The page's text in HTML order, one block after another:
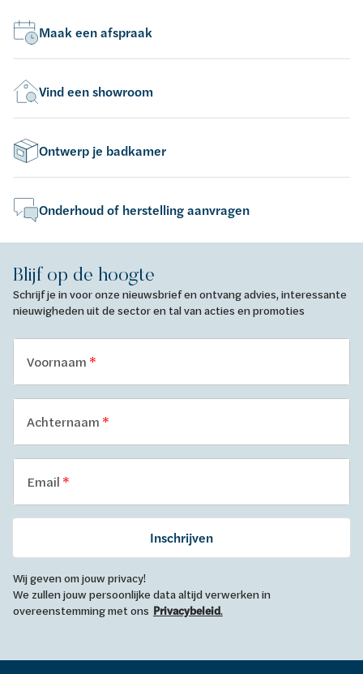
Maak een afspraak
Vind een showroom
Ontwerp je badkamer
Onderhoud of herstelling aanvragen
Blijf op de hoogte
Schrijf je in voor onze nieuwsbrief en ontvang advies, interessante
nieuwigheden uit de sector en tal van acties en promoties
Voornaam
Achternaam
Email
Inschrijven
Wij geven om jouw privacy!
We zullen jouw persoonlijke data altijd verwerken in
overeenstemming met ons Privacybeleid.